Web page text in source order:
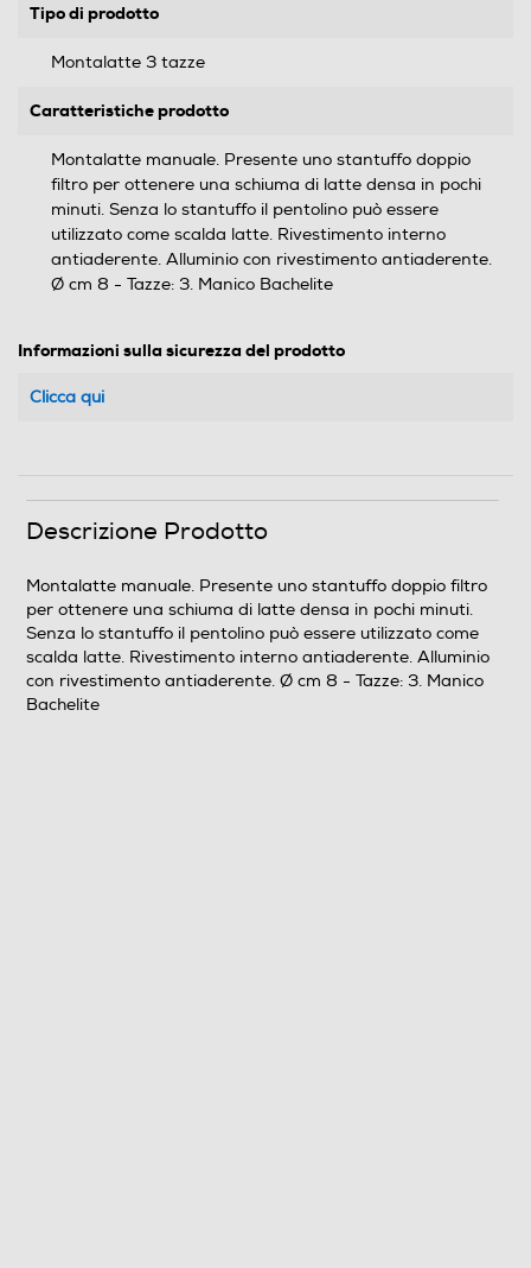
Tipo di prodotto
Montalatte 3 tazze
Caratteristiche prodotto
Montalatte manuale. Presente uno stantuffo doppio
filtro per ottenere una schiuma di latte densa in pochi
minuti. Senza lo stantuffo il pentolino può essere
utilizzato come scalda latte. Rivestimento interno
antiaderente. Alluminio con rivestimento antiaderente.
Ø cm 8 - Tazze: 3. Manico Bachelite
Informazioni sulla sicurezza del prodotto
Clicca qui
Descrizione Prodotto
Montalatte manuale. Presente uno stantuffo doppio filtro
per ottenere una schiuma di latte densa in pochi minuti.
Senza lo stantuffo il pentolino può essere utilizzato come
scalda latte. Rivestimento interno antiaderente. Alluminio
con rivestimento antiaderente. Ø cm 8 - Tazze: 3. Manico
Bachelite